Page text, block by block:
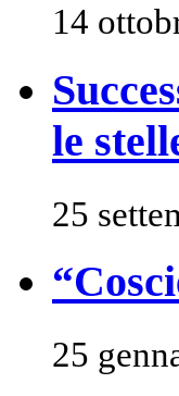
14
le
25
25